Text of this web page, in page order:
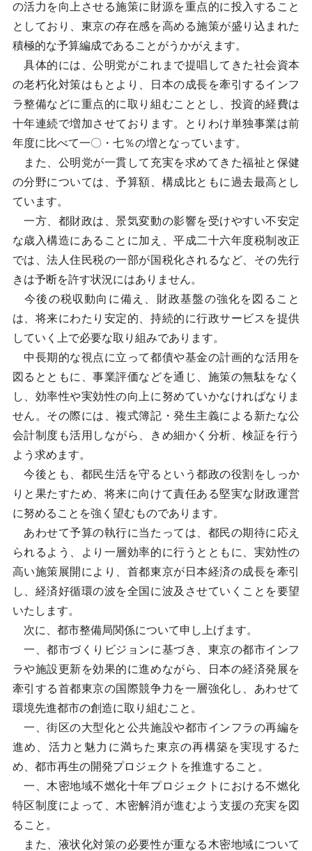
の活力を向上させる施策に財源を重点的に投入すること
としており、東京の存在感を高める施策が盛り込まれた
積極的な予算編成であることがうかがえます。
具体的には、公明党がこれまで提唱してきた社会資本
の老朽化対策はもとより、日本の成長を牽引するインフ
ラ整備などに重点的に取り組むこととし、投資的経費は
十年連続で増加させております。とりわけ単独事業は前
年度に比べて一〇・七％の増となっています。
また、公明党が一貫して充実を求めてきた福祉と保健
の分野については、予算額、構成比ともに過去最高とし
ています。
一方、都財政は、景気変動の影響を受けやすい不安定
な歳入構造にあることに加え、平成二十六年度税制改正
では、法人住民税の一部が国税化されるなど、その先行
きは予断を許す状況にはありません。
今後の税収動向に備え、財政基盤の強化を図ること
は、将来にわたり安定的、持続的に行政サービスを提供
していく上で必要な取り組みであります。
中長期的な視点に立って都債や基金の計画的な活用を
図るとともに、事業評価などを通じ、施策の無駄をなく
し、効率性や実効性の向上に努めていかなければなりま
せん。その際には、複式簿記・発生主義による新たな公
会計制度も活用しながら、きめ細かく分析、検証を行う
よう求めます。
今後とも、都民生活を守るという都政の役割をしっか
りと果たすため、将来に向けて責任ある堅実な財政運営
に努めることを強く望むものであります。
あわせて予算の執行に当たっては、都民の期待に応え
られるよう、より一層効率的に行うとともに、実効性の
高い施策展開により、首都東京が日本経済の成長を牽引
し、経済好循環の波を全国に波及させていくことを要望
いたします。
次に、都市整備局関係について申し上げます。
一、都市づくりビジョンに基づき、東京の都市インフ
ラや施設更新を効果的に進めながら、日本の経済発展を
牽引する首都東京の国際競争力を一層強化し、あわせて
環境先進都市の創造に取り組むこと。
一、街区の大型化と公共施設や都市インフラの再編を
進め、活力と魅力に満ちた東京の再構築を実現するた
め、都市再生の開発プロジェクトを推進すること。
一、木密地域不燃化十年プロジェクトにおける不燃化
特区制度によって、木密解消が進むよう支援の充実を図
ること。
また、液状化対策の必要性が重なる木密地域について